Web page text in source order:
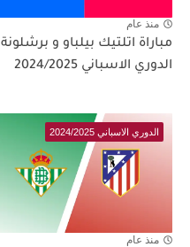
منذ عام
مباراة اتلتيك بيلباو و برشلونة
الدوري الاسباني 2024/2025
الدوري الاسباني 2024/2025
منذ عام